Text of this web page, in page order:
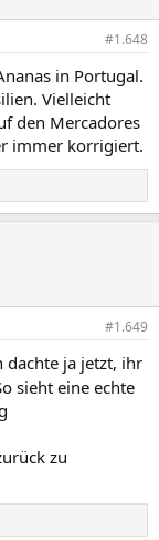
#1.648
in Portugal.
Vielleicht
den Mercadores
immer korrigiert.
#1.649
dachte ja jetzt, ihr
sieht eine echte
zu